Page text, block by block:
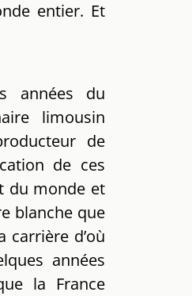
entier. Et
années du
limousin
de
de ces
du monde et
blanche que
d’où
années
la France